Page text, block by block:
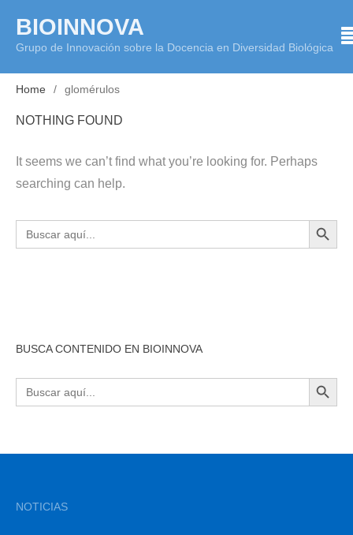
content
BIOINNOVA
Grupo de Innovación sobre la Docencia en Diversidad Biológica
Home glomérulos
NOTHING FOUND
It seems we can’t find what you’re looking for. Perhaps
searching can help.
Buscar: BOTÓN DE
BUSCA CONTENIDO EN BIOINNOVA
Buscar: BOTÓN DE
NOTICIAS